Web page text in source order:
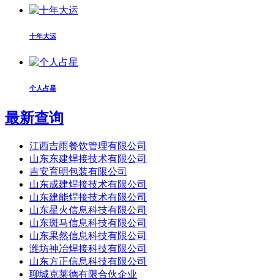
十年大运
个人占星
最新查询
江西吉雨餐饮管理有限公司
山东东建焊接技术有限公司
吉安育明包装有限公司
山东成建焊接技术有限公司
山东建能焊接技术有限公司
山东星火信息科技有限公司
山东斑马信息科技有限公司
山东果然信息科技有限公司
潍坊神冶焊接科技有限公司
山东方正信息科技有限公司
聊城克莱德有限合伙企业